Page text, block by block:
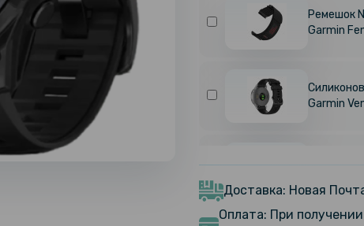
Ремешок
Garmin
Garmin
Доставка: Новая
Оплата: При